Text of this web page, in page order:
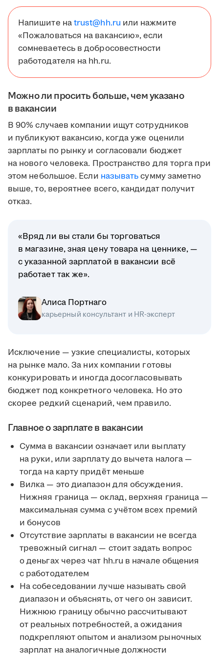
Напишите наtrust@hh.ru или нажмите
«Пожаловаться на вакансию», если
сомневаетесь в добросовестности
работодателя на hh.ru.
Можно ли просить больше, чем указано
в вакансии
В 90% случаев компании ищут сотрудников
и публикуют вакансию, когда уже оценили
зарплаты по рынку и согласовали бюджет
на нового человека. Пространство для торга при
этом небольшое. Если называтьсумму заметно
выше, то, вероятнее всего, кандидат получит
отказ.
«Вряд ли вы стали бы торговаться
в магазине, зная цену товара на ценнике, —
с указанной зарплатой в вакансии всё
работает так же».
Алиса Портнаго
карьерный консультант и HR-эксперт
Исключение — узкие специалисты, которых
на рынке мало. За них компании готовы
конкурировать и иногда досогласовывать
бюджет под конкретного человека. Но это
скорее редкий сценарий, чем правило.
Главное о зарплате в вакансии
Сумма в вакансии означает или выплату
на руки, или зарплату до вычета налога —
тогда на карту придёт меньше
Вилка — это диапазон для обсуждения.
Нижняя граница — оклад, верхняя граница —
максимальная сумма с учётом всех премий
и бонусов
Отсутствие зарплаты в вакансии не всегда
тревожный сигнал — стоит задать вопрос
о деньгах через чат hh.ru в начале общения
с работодателем
На собеседовании лучше называть свой
диапазон и объяснять, от чего он зависит.
Нижнюю границу обычно рассчитывают
от реальных потребностей, а ожидания
подкрепляют опытом и анализом рыночных
зарплат на аналогичные должности